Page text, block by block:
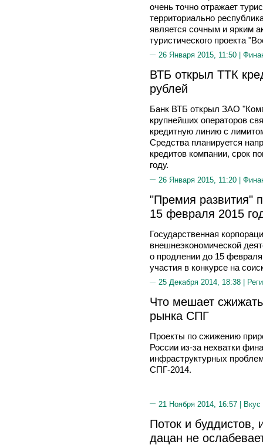
очень точно отражает
территориально
является сочным и ярким
туристического проекта
26 Января 2015, 11:50 |
ВТБ открыл ТТК
рублей
Банк ВТБ открыл ЗАО
крупнейших операторов
кредитную линию с
Средства планируется
кредитов компании, срок
году.
26 Января 2015, 11:20 |
"Премия развития"
15 февраля 2015
Государственная
внешнеэкономической
о продлении до 15
участия в конкурсе на
25 Декабря 2014, 18:38 |
Что мешает
рынка СПГ
Проекты по сжижению
России из-за нехватки
инфраструктурных
СПГ-2014.
21 Ноября 2014, 16:57 | Вкус
Поток и буддистов,
дацан не